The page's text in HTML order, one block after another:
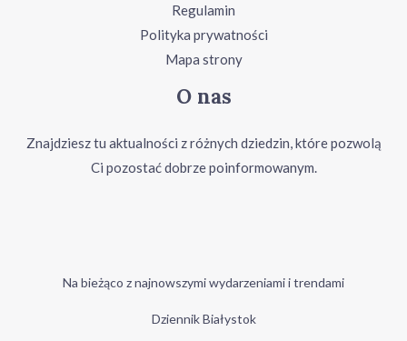
Regulamin
Polityka prywatności
Mapa strony
O nas
Znajdziesz tu aktualności z różnych dziedzin, które pozwolą
Ci pozostać dobrze poinformowanym.
Na bieżąco z najnowszymi wydarzeniami i trendami
Dziennik Białystok